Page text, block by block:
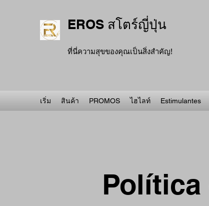
EROS สโตร์ญี่ปุ่น
ที่นี่ความสุขของคุณเป็นสิ่งสำคัญ!
เริ่ม สินค้า PROMOS ไฮไลท์ Estimulantes
Política